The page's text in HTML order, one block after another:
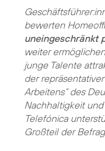
bewerten
uneingeschränkt
weiter
junge Talente
der
Arbeitens“ des
Nachhaltigkeit
Telefónica
Großteil der